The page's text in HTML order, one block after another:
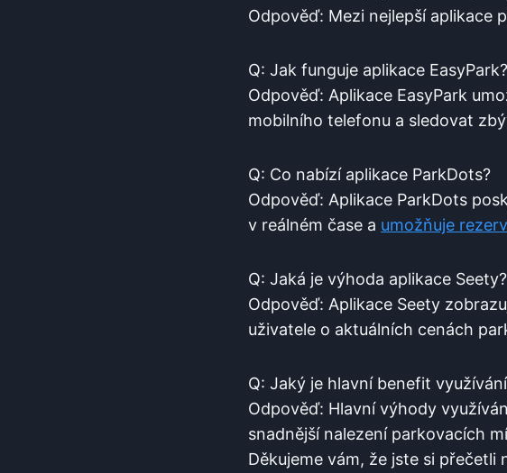
Odpověď: Mezi nejlepší aplikace
Q: Jak funguje aplikace⁣ EasyPark?
Odpověď: Aplikace EasyPark
⁤mobilního telefonu a sledovat
Q: Co nabízí aplikace ParkDots?
Odpověď: Aplikace ParkDots
v reálném čase a umožňuje
Q:‍ Jaká je výhoda aplikace Seety?
Odpověď: ​Aplikace Seety
uživatele⁤ o‌ aktuálních cenách
Q: Jaký je ⁢hlavní⁣ benefit
Odpověď:​ Hlavní ‍výhody
snadnější nalezení⁢ parkovacích
Děkujeme⁢ vám, že jste si přečetli